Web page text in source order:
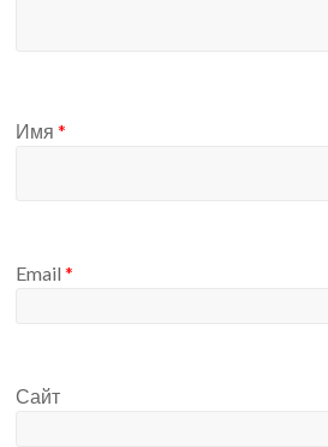
Имя*
Email*
Сайт